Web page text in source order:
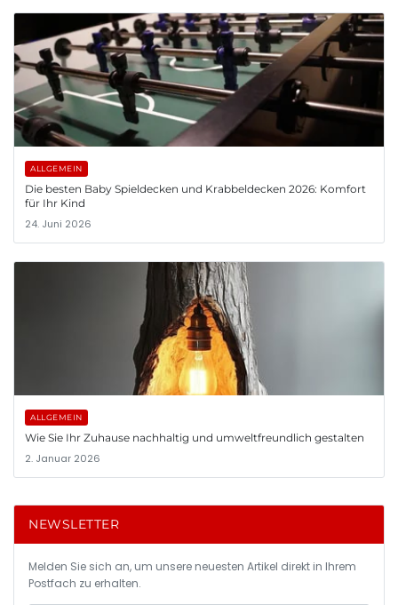
ALLGEMEIN
Die besten Baby Spieldecken und Krabbeldecken 2026: Komfort
für Ihr Kind
24. Juni 2026
ALLGEMEIN
Wie Sie Ihr Zuhause nachhaltig und umweltfreundlich gestalten
2. Januar 2026
NEWSLETTER
Melden Sie sich an, um unsere neuesten Artikel direkt in Ihrem
Postfach zu erhalten.